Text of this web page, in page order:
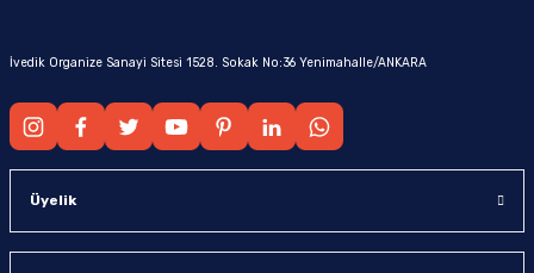
İvedik Organize Sanayi Sitesi 1528. Sokak No:36 Yenimahalle/ANKARA
Üyelik